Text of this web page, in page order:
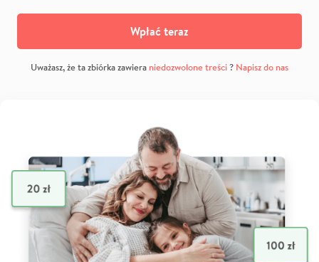
Wpłać teraz
Uważasz, że ta zbiórka zawiera niedozwolone treści? Napisz do nas